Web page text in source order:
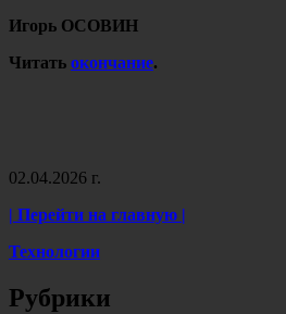
Игорь ОСОВИН
Читать окончание.
02.04.2026 г.
| Перейти на главную |
Технологии
Рубрики